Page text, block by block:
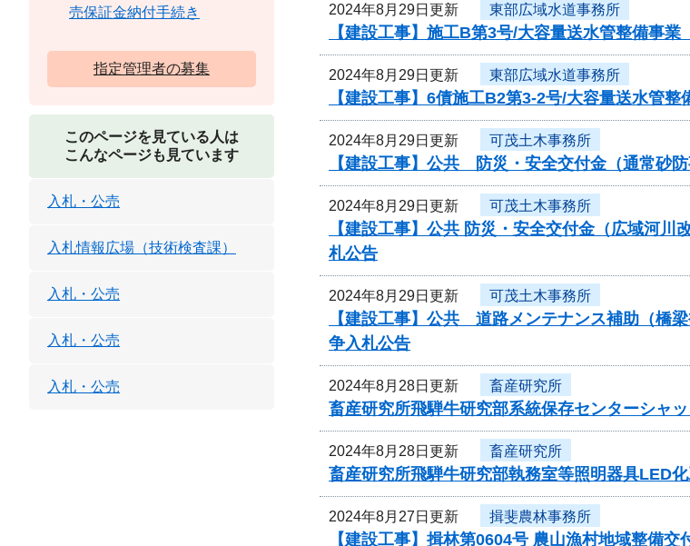
2024年8月29日更新 東部広域水道事務所
【建設工事】施工B第3号/大容量送水管整備事
2024年8月29日更新 東部広域水道事務所
【建設工事】6債施工B2第3-2号/大容量送水管
2024年8月29日更新 可茂土木事務所
【建設工事】公共 防災・安全交付金（通常砂
2024年8月29日更新 可茂土木事務所
【建設工事】公共 防災・安全交付金（広域河
札公告
2024年8月29日更新 可茂土木事務所
【建設工事】公共 道路メンテナンス補助（橋
争入札公告
2024年8月28日更新 畜産研究所
畜産研究所飛騨牛研究部系統保存センターシャ
2024年8月28日更新 畜産研究所
畜産研究所飛騨牛研究部執務室等照明器具LED
2024年8月27日更新 揖斐農林事務所
【建設工事】揖林第0604号 農山漁村地域整備
売保証金納付手続き
指定管理者の募集
このページを見ている人は
こんなページも見ています
入札・公売
入札情報広場（技術検査課）
入札・公売
入札・公売
入札・公売